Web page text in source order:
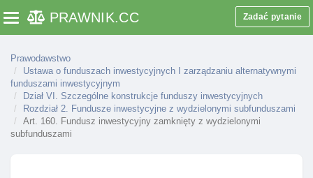
Toggle navigation
PRAWNIK.CC Zadać pytanie
Prawodawstwo
Ustawa o funduszach inwestycyjnych I zarządzaniu alternatywnymi
funduszami inwestycyjnym
Dział VI. Szczególne konstrukcje funduszy inwestycyjnych
Rozdział 2. Fundusze inwestycyjne z wydzielonymi subfunduszami
Art. 160. Fundusz inwestycyjny zamknięty z wydzielonymi
subfunduszami
Art. 140. Rada inwestorów I zgromadzenie
inwestorów
Art. 141. Członkostwo w radzie inwestorów,
zawieszenie działalnośCI rady inwestorów
Art. 142. Udział w zgromadzeniu inwestorów
Art. 143. Podmioty uprawnione do udziału w
zgromadzeniu inwestorów